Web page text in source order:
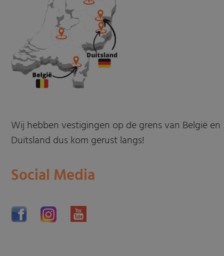
Wij hebben vestigingen op de grens van België en
Duitsland dus kom gerust langs!
Social Media